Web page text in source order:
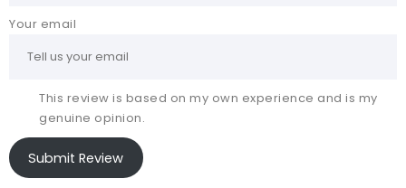
Your email
This review is based on my own experience and is my
genuine opinion.
Submit Review